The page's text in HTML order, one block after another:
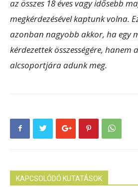
az összes 18 éves vagy idősebb
megkérdezésével kaptunk volna.
azonban nagyobb akkor, ha egy
kérdezettek összességére, hanem
alcsoportjára adunk meg.
KAPCSOLÓDÓ KUTATÁSOK